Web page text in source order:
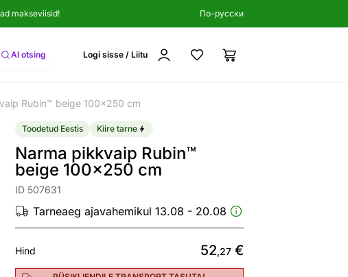
makseviisid! По-русски
AI otsing Logi sisse / Liitu
Rubin™ beige 100x250 cm
Toodetud Eestis Kiire tarne
Narma pikkvaip Rubin™
beige 100x250 cm
ID 507631
Tarneaeg ajavahemikul 13.08 - 20.08
Hind 52,27€